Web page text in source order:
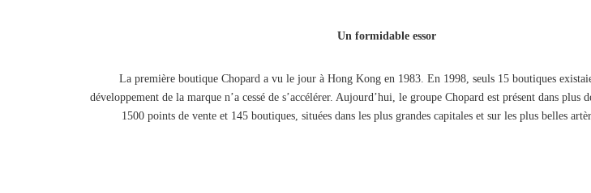
Un formidable essor
La première boutique Chopard a vu le jour à Hong Kong en 1983. En 1998, seuls 15 boutiques
développement de la marque n’a cessé de s’accélérer. Aujourd’hui, le groupe Chopard est présent dans plus
1500 points de vente et 145 boutiques, situées dans les plus grandes capitales et sur les plus belles